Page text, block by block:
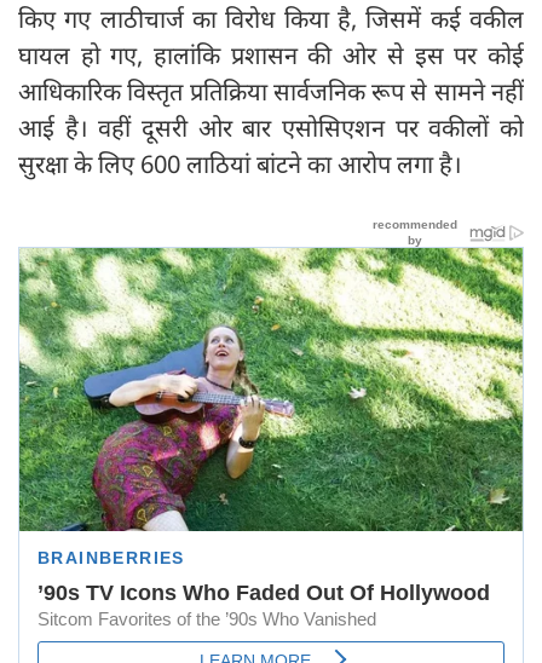
किए गए लाठीचार्ज का विरोध किया है, जिसमें कई वकील
घायल हो गए, हालांकि प्रशासन की ओर से इस पर कोई
आधिकारिक विस्तृत प्रतिक्रिया सार्वजनिक रूप से सामने नहीं
आई है। वहीं दूसरी ओर बार एसोसिएशन पर वकीलों को
सुरक्षा के लिए 600 लाठियां बांटने का आरोप लगा है।